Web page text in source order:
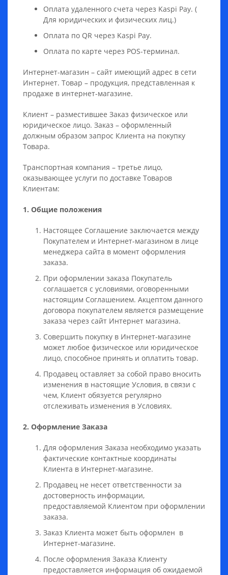
Оплата удаленного счета через Kaspi Pay. (
Для юридических и физических лиц.)
Оплата по QR через Kaspi Pay.
Оплата по карте через POS-терминал.
Интернет-магазин – сайт имеющий адрес в сети
Интернет. Товар – продукция, представленная к
продаже в интернет-магазине.
Клиент – разместившее Заказ физическое или
юридическое лицо. Заказ – оформленный
должным образом запрос Клиента на покупку
Товара.
Транспортная компания – третье лицо,
оказывающее услуги по доставке Товаров
Клиентам:
1. Общие положения
Настоящее Соглашение заключается между
Покупателем и Интернет-магазином в лице
менеджера сайта в момент оформления
заказа.
При оформлении заказа Покупатель
соглашается с условиями, оговоренными
настоящим Соглашением. Акцептом данного
договора покупателем является размещение
заказа через сайт Интернет магазина.
Совершить покупку в Интернет-магазине
может любое физическое или юридическое
лицо, способное принять и оплатить товар.
Продавец оставляет за собой право вносить
изменения в настоящие Условия, в связи с
чем, Клиент обязуется регулярно
отслеживать изменения в Условиях.
2. Оформление Заказа
Для оформления Заказа необходимо указать
фактические контактные координаты
Клиента в Интернет-магазине.
Продавец не несет ответственности за
достоверность информации,
предоставляемой Клиентом при оформлении
заказа.
Заказ Клиента может быть оформлен в
Интернет-магазине.
После оформления Заказа Клиенту
предоставляется информация об ожидаемой